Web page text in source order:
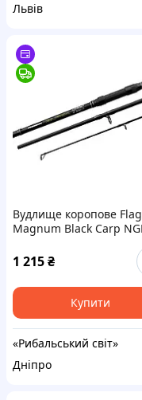
Львів
Вудлище коропове
Magnum Black Carp
1 215₴
Купити
«Рибальський світ»
Дніпро